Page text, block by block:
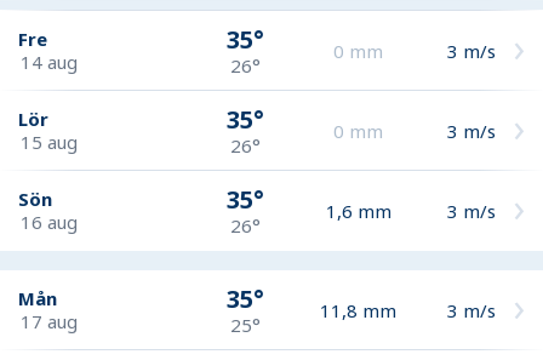
Fre
14 aug
35°
26°
0 mm 3 m/s
Lör
15 aug
35°
26°
0 mm 3 m/s
Sön
16 aug
35°
26°
1,6 mm 3 m/s
Mån
17 aug
35°
25°
11,8 mm 3 m/s